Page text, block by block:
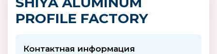
PROFILE FACTORY
Контактная информация